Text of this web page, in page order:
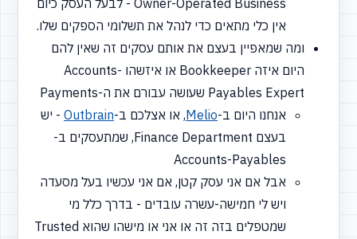
Owner-Operated Business - לבעל העסק כיום
אין כלי מתאים כדי לנהל את תשלומי הספקים שלו.
ומה שמאפיין בעצם את אותם עסקים זה שאין להם
היום איזה Bookkeeper או איזשהו Accounts-
Payables Expert שעושה עבורם את ה-Payments
אנחנו היום ב-Melio, או אצלכם ב-Outbrain- יש
בעצם Finance Department, שמתעסקים ב-
Accounts-Payables
אבל אם אני עסק קטן, אם אני עכשיו בעל מסעדה
ויש לי חמישה-עשרה עובדים - בדרך כלל מי
שמטפלים בזה זה או אני או מישהו שהוא Trusted